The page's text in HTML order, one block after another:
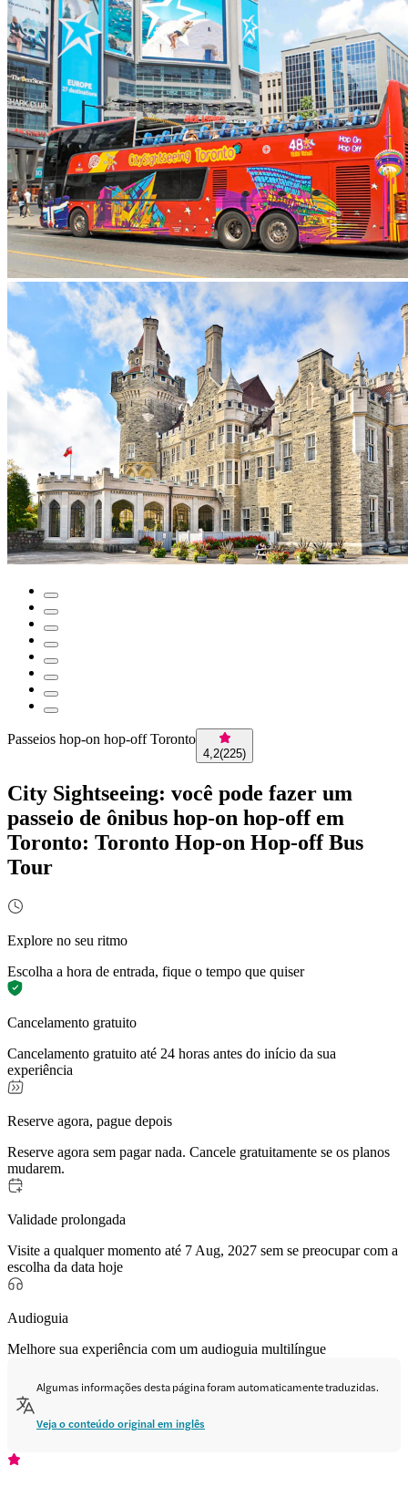
Passeios hop-on hop-off Toronto
4,2(225)
City Sightseeing: você pode fazer um
passeio de ônibus hop-on hop-off em
Toronto: Toronto Hop-on Hop-off Bus
Tour
Explore no seu ritmo
Escolha a hora de entrada, fique o tempo que quiser
Cancelamento gratuito
Cancelamento gratuito até 24 horas antes do início da sua
experiência
Reserve agora, pague depois
Reserve agora sem pagar nada. Cancele gratuitamente se os planos
mudarem.
Validade prolongada
Visite a qualquer momento até 7 Aug, 2027 sem se preocupar com a
escolha da data hoje
Audioguia
Melhore sua experiência com um audioguia multilíngue
Algumas informações desta página foram automaticamente traduzidas.
Veja o conteúdo original em inglês